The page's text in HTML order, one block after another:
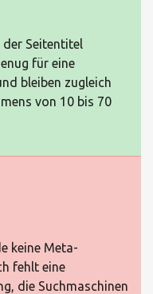
Seitentitel
für eine
bleiben zugleich
von 10 bis 70
keine Meta-
fehlt eine
die Suchmaschinen